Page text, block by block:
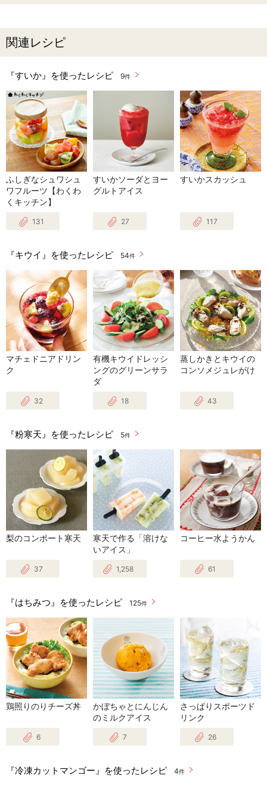
関連レシピ
『すいか』を使ったレシピ 9件
ふしぎなシュワシュ
ワフルーツ【わくわ
くキッチン】
131
すいかソーダとヨー
グルトアイス
27
すいかスカッシュ
117
『キウイ』を使ったレシピ 54件
マチェドニアドリン
ク
32
有機キウイドレッシ
ングのグリーンサラ
ダ
18
蒸しかきとキウイの
コンソメジュレがけ
43
『粉寒天』を使ったレシピ 5件
梨のコンポート寒天
37
寒天で作る「溶けな
いアイス」
1,258
コーヒー水ようかん
61
『はちみつ』を使ったレシピ 125件
鶏照りのりチーズ丼
6
かぼちゃとにんじん
のミルクアイス
7
さっぱりスポーツド
リンク
26
『冷凍カットマンゴー』を使ったレシピ 4件